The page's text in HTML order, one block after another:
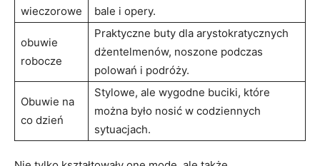
wieczorowe
bale i opery.
obuwie
robocze
Praktyczne buty dla arystokratycznych
dżentelmenów, noszone podczas
polowań i podróży.
Obuwie na
co dzień
Stylowe, ale wygodne buciki, które
można było nosić w codziennych
sytuacjach.